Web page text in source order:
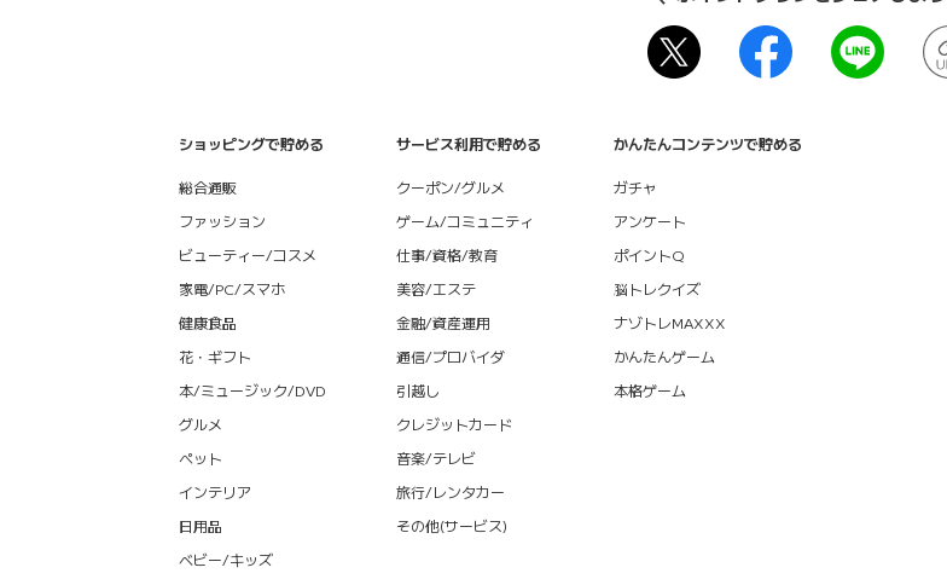
ショッピングで貯める
総合通販
ファッション
ビューティー/コスメ
家電/PC/スマホ
健康食品
花・ギフト
本/ミュージック/DVD
グルメ
ペット
インテリア
日用品
ベビー/キッズ
サービス利用で貯める
クーポン/グルメ
ゲーム/コミュニティ
仕事/資格/教育
美容/エステ
金融/資産運用
通信/プロバイダ
引越し
クレジットカード
音楽/テレビ
旅行/レンタカー
その他(サービス)
かんたんコンテンツで貯める
ガチャ
アンケート
ポイントQ
脳トレクイズ
ナゾトレMAXXX
かんたんゲーム
本格ゲーム